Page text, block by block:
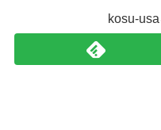
kosu-